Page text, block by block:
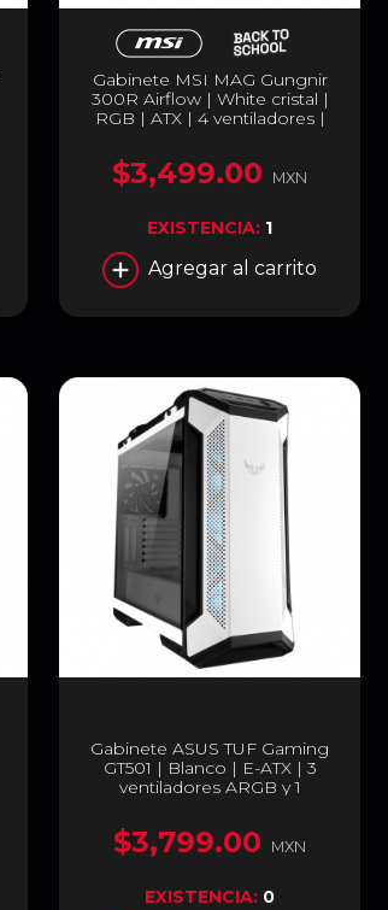
Gabinete MSI MAG Gungnir
300R Airflow | White cristal |
RGB | ATX | 4 ventiladores |
$3,499.00 MXN
EXISTENCIA: 1
Agregar al carrito
Gabinete ASUS TUF Gaming
GT501 | Blanco | E-ATX | 3
ventiladores ARGB y 1
Gaming GT501 White Edition
$3,799.00 MXN
EXISTENCIA: 0